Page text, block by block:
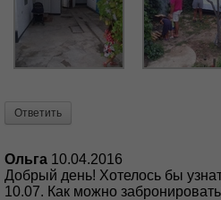
Ответить
Ольга 10.04.2016
Добрый день! Хотелось бы
10.07. Как можно